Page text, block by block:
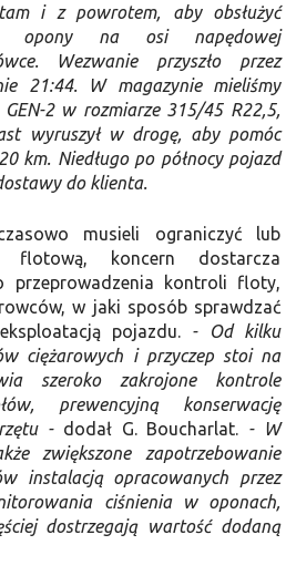
i z powrotem, aby obsłużyć
opony na osi napędowej
Wezwanie przyszło przez
21:44. W magazynie mieliśmy
2 w rozmiarze 315/45 R22,5,
wyruszył w drogę, aby pomóc
km. Niedługo po północy pojazd
do klienta.
musieli ograniczyć lub
flotową, koncern dostarcza
przeprowadzenia kontroli floty,
w jaki sposób sprawdzać
pojazdu. - Od kilku
ciężarowych i przyczep stoi na
szeroko zakrojone kontrole
prewencyjną konserwację
- dodał G. Boucharlat. - W
zwiększone zapotrzebowanie
instalacją opracowanych przez
ciśnienia w oponach,
dostrzegają wartość dodaną